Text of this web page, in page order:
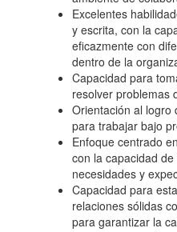
Excelentes
y escrita, con la
eficazmente con
dentro de la
Capacidad para
resolver problemas
Orientación al logro
para trabajar bajo
Enfoque centrado
con la capacidad
necesidades y
Capacidad para
relaciones sólidas
para garantizar la